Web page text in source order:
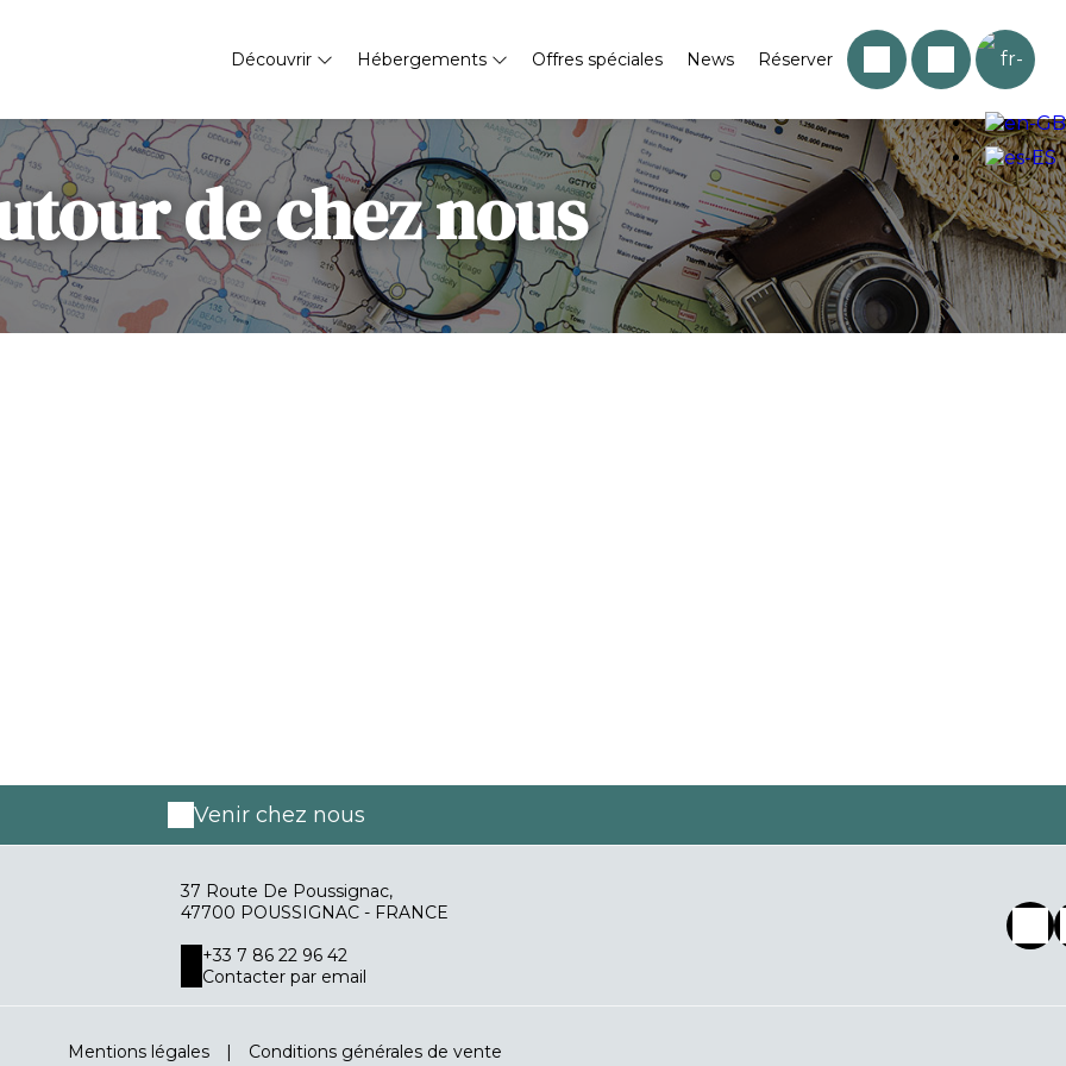
Découvrir Hébergements Offres spéciales News Réserver
de chez nous
Venir chez nous
37 Route De Poussignac,
47700 POUSSIGNAC - FRANCE
+33 7 86 22 96 42
Contacter par email
Mentions légales | Conditions générales de vente